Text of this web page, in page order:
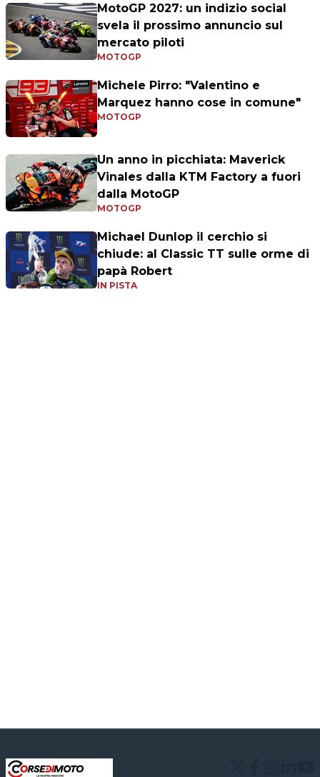
MotoGP 2027: un indizio social
svela il prossimo annuncio sul
mercato piloti
MOTOGP
Michele Pirro: "Valentino e
Marquez hanno cose in comune"
MOTOGP
Un anno in picchiata: Maverick
Vinales dalla KTM Factory a fuori
dalla MotoGP
MOTOGP
Michael Dunlop il cerchio si
chiude: al Classic TT sulle orme di
papà Robert
IN PISTA